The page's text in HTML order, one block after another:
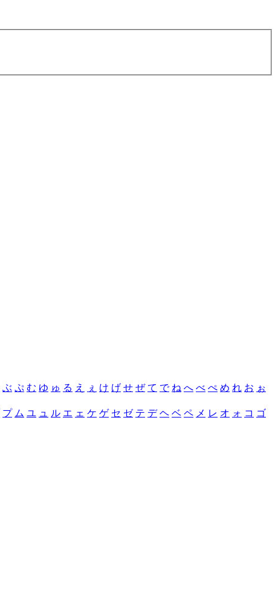
ぶ ぷ む ゆ ゅ る え ぇ け げ せ ぜ て で ね へ べ ぺ め れ お ぉ
プ ム ユ ュ ル エ ェ ケ ゲ セ ゼ テ デ ヘ ベ ペ メ レ オ ォ コ ゴ